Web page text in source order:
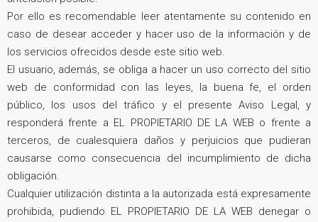
Por ello es recomendable leer atentamente su contenido en
caso de desear acceder y hacer uso de la información y de
los servicios ofrecidos desde este sitio web.
El usuario, además, se obliga a hacer un uso correcto del sitio
web de conformidad con las leyes, la buena fe, el orden
público, los usos del tráfico y el presente Aviso Legal, y
responderá frente a EL PROPIETARIO DE LA WEB o frente a
terceros, de cualesquiera daños y perjuicios que pudieran
causarse como consecuencia del incumplimiento de dicha
obligación.
Cualquier utilización distinta a la autorizada está expresamente
prohibida, pudiendo EL PROPIETARIO DE LA WEB denegar o